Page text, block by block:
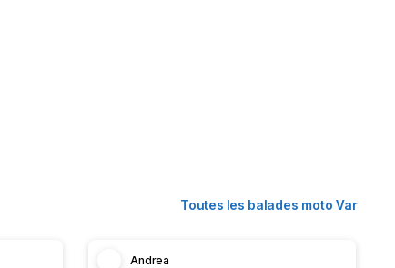
Toutes les balades moto Var
Andrea